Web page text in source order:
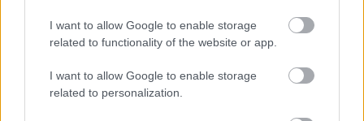
I want to allow Google to enable storage
related to functionality of the website or app.
I want to allow Google to enable storage
related to personalization.
tanulniuk kell, és a kesergés helyett kreatív módon
kell megpróbálniuk megújítani a saját területüket.
Én is csak csatlakozni tudok az elhangzottakhoz.